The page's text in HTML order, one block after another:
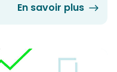
En savoir plus